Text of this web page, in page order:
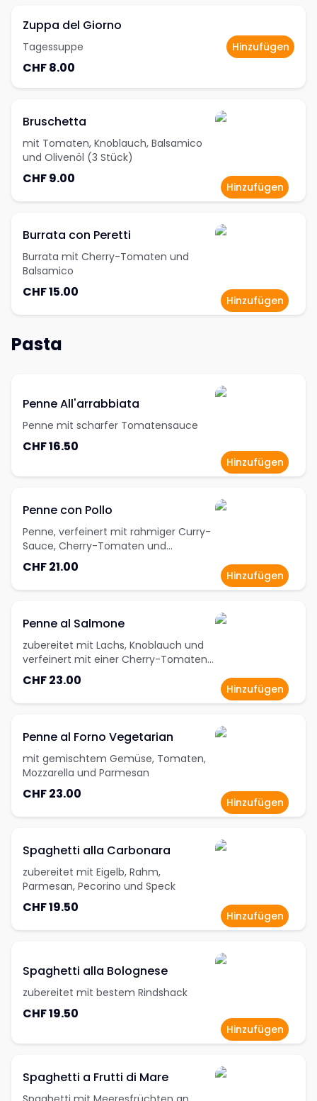
Zuppa del Giorno
Tagessuppe
CHF 8.00
Hinzufügen
Bruschetta
mit Tomaten, Knoblauch, Balsamico
und Olivenöl (3 Stück)
CHF 9.00
Hinzufügen
Burrata con Peretti
Burrata mit Cherry-Tomaten und
Balsamico
CHF 15.00
Hinzufügen
Pasta
Penne All'arrabbiata
Penne mit scharfer Tomatensauce
CHF 16.50
Hinzufügen
Penne con Pollo
Penne, verfeinert mit rahmiger Curry-
Sauce, Cherry-Tomaten und
Champignons
CHF 21.00
Hinzufügen
Penne al Salmone
zubereitet mit Lachs, Knoblauch und
verfeinert mit einer Cherry-Tomaten
Rahmsauce, Weisswein und Dill
CHF 23.00
Hinzufügen
Penne al Forno Vegetarian
mit gemischtem Gemüse, Tomaten,
Mozzarella und Parmesan
CHF 23.00
Hinzufügen
Spaghetti alla Carbonara
zubereitet mit Eigelb, Rahm,
Parmesan, Pecorino und Speck
CHF 19.50
Hinzufügen
Spaghetti alla Bolognese
zubereitet mit bestem Rindshack
CHF 19.50
Hinzufügen
Spaghetti a Frutti di Mare